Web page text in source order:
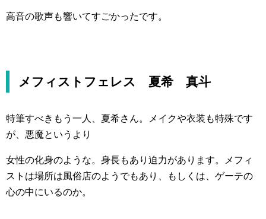
高音の歌声も響いてすごかったです。
メフィストフェレス 夏希 真斗
特筆すべきもう一人、夏希さん。メイクや衣装も特殊です
が、悪魔というより
女性の化身のような。身長もあり迫力があります。メフィ
ストは場所は風俗店のようでもあり、もしくは、ゲーテの
心の中にいるのか。